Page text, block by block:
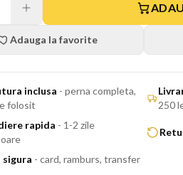
Adauga la favorite
inclusa -perna completa,
folosit
250
rapida - 1-2 zile
sigura - card, ramburs, transfer